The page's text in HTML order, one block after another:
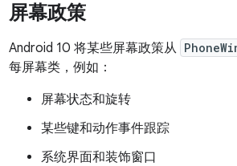
屏幕政策
Android 10 将某些屏幕政策从
每屏幕类，例如：
屏幕状态和旋转
某些键和动作事件跟踪
系统界面和装饰窗口